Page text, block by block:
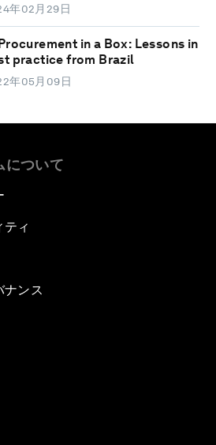
年02月29日
in a Box: Lessons in
practice from Brazil
年05月09日
について
ィ
ナンス